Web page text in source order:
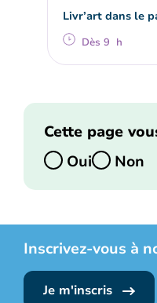
Livr’art dans le
Dès 9 h
Cette page
Oui
Non
Inscrivez-vous à
Je m'inscris